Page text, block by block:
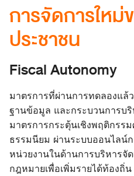
การจัดการใหม่
ประชาชน
Fiscal Autonomy
มาตรการที่ผ่านการทดลองแ
ฐานข้อมูล และกระบวนการบ
มาตรการกระตุ้นเชิงพฤติกรร
ธรรมนียม ผ่านระบบออนไลน์
หน่วยงานในด้านการบริหารจั
กฎหมายเพื่อเพิ่มรายได้ท้องถิ่น